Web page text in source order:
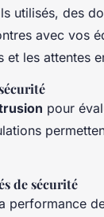
utilisés, des
avec vos
et les attentes
pour
de sécurité
performance